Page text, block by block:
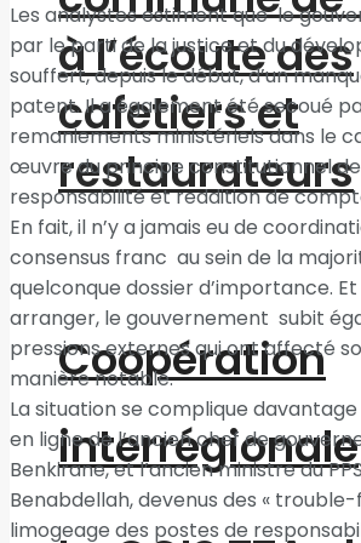
à l’écoute des
cafetiers et
restaurateurs
Coopération
interrégionale
Les analystes estiment que le
par le parti de la justice et du
souffert, depuis le début, d’un
patent. Il a également été secoué
remaniements ministériels dans le
œuvre du principe constitutionnel
responsabilité et reddition de
En fait, il n’y a jamais eu de
consensus franc au sein de la
quelconque dossier d’importance.
arranger, le gouvernement subit
pressions externes qui ont affecté
manière notable.
La situation se complique
en ligne de l’ancien chef de
Benkirane, et l’ancien ministre du
Benabdellah, devenus des «
limogeage des postes de